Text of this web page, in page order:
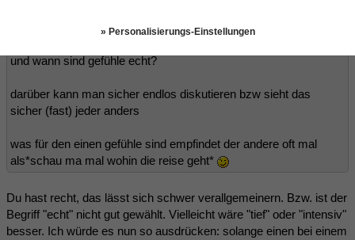
und wann sind gefühle echt?
darüber kann man sicher endlos diskutieren bzw sieht das
sicher (fast) jeder anders
was für den einen gefühle sind empfindet der andere oft mal
als*schau ma mal wohin die reise geht*
Du hast recht, das lässt sich schwer verallgemeinern. Bzw. ist der
Begriff "echt" nicht gut gewählt. Vielleicht wäre "tief" oder "intensiv"
besser. Ich würde es nun so ausdrücken: solange einen bei einem
» Personalisierungs-Einstellungen